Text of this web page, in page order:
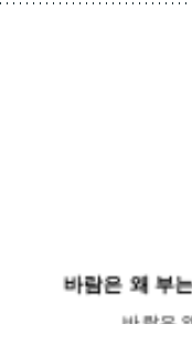
바람은 왜 부
바람은